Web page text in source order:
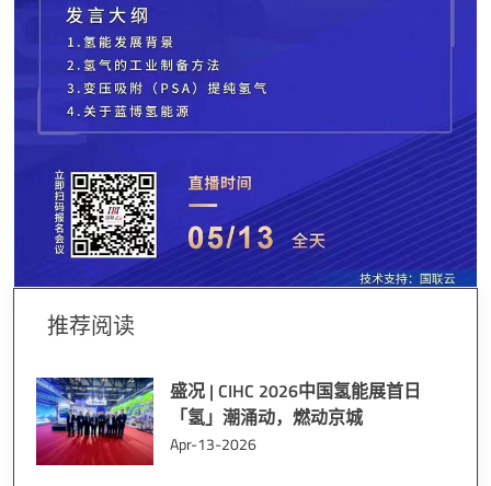
推荐阅读
盛况 | CIHC 2026中国氢能展首日
「氢」潮涌动，燃动京城
Apr-13-2026